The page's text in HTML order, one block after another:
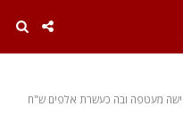
מעטפה ובה כעשרת אלפים ש"ח